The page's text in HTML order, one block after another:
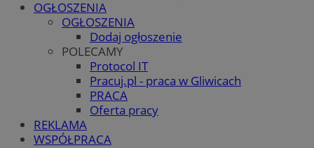
OGŁOSZENIA
OGŁOSZENIA
Dodaj ogłoszenie
POLECAMY
Protocol IT
Pracuj.pl - praca w Gliwicach
PRACA
Oferta pracy
REKLAMA
WSPÓŁPRACA